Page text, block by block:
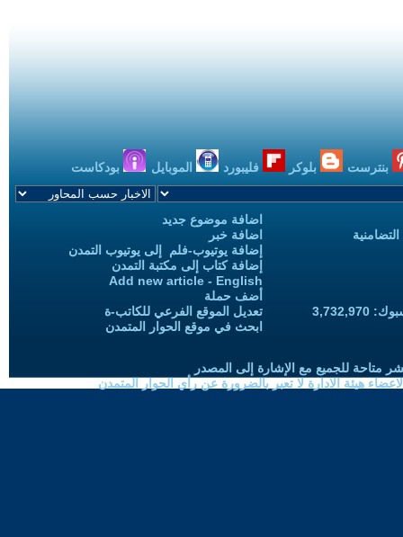
بنترست بلوكر فليبورد الموبايل بودكاست
اضافة موضوع جديد
اضافة خبر
إضافة يوتيوب-فلم إلى يوتيوب التمدن
إضافة كتاب إلى مكتبة التمدن
Add new article - English
أضف حملة
تعديل الموقع الفرعي للكاتب-ة
ابحث في موقع الحوار المتمدن
متاحة للجميع مع الإشارة إلى المصدر
هيئة الادارة لا تعبر بالضرورة عن رأي الحوار المتمدن